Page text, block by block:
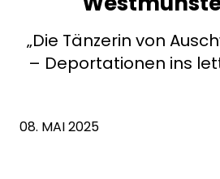
„Die Tänzerin von
– Deportationen ins
08. MAI 2025